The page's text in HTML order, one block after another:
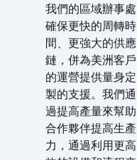
我們的區域辦事處
確保更快的周轉時
間、更強大的供應
鏈，併為美洲客戶
的運營提供量身定
製的支援。我們通
過提高產量來幫助
合作夥伴提高生產
力，通過利用更高